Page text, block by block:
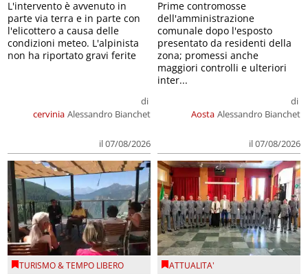
cervinia
di
Alessandro Bianchet
il 07/08/2026
L'intervento è avvenuto in
parte via terra e in parte con
l'elicottero a causa delle
condizioni meteo. L'alpinista
non ha riportato gravi ferite
Aosta
di
Alessandro Bianchet
il 07/08/2026
Prime contromosse
dell'amministrazione
comunale dopo l'esposto
presentato da residenti della
zona; promessi anche
maggiori controlli e ulteriori
inter...
TURISMO & TEMPO LIBERO ATTUALITA'